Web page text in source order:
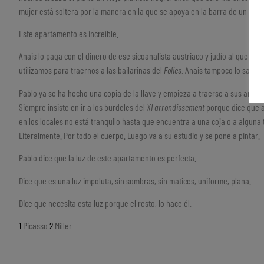
mujer está soltera por la manera en la que se apoya en la barra de un bar.
Este apartamento es increíble.
Anais lo paga con el dinero de ese sicoanalista austriaco y judío al que
utilizamos para traernos a las bailarinas del Folies . Anais tampoco lo sabe.
Pablo ya se ha hecho una copia de la llave y empieza a traerse a sus
Siempre insiste en ir a los burdeles del XI arrondissement porque dice que
en los locales no está tranquilo hasta que encuentra a una coja o a
Literalmente. Por todo el cuerpo. Luego va a su estudio y se pone a pintar.
Pablo dice que la luz de este apartamento es perfecta.
Dice que es una luz impoluta, sin sombras, sin matices, uniforme, plana.
Dice que necesita esta luz porque el resto, lo hace él.
1 Picasso 2 Miller